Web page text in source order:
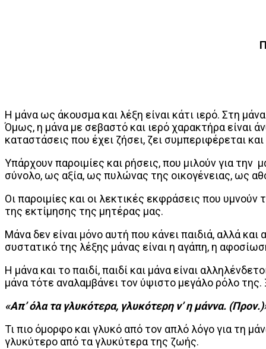
Η μάνα ως άκουσμα και λέξη είναι κάτι ιερό. Στη
Όμως, η μάνα με σεβαστό και ιερό χαρακτήρα είναι
καταστάσεις που έχει ζήσει, ζει συμπεριφέρεται
Υπάρχουν παροιμίες και ρήσεις, που μιλούν για την
σύνολο, ως αξία, ως πυλώνας της οικογένειας, ως
Οι παροιμίες και οι λεκτικές εκφράσεις που
της εκτίμησης της μητέρας μας.
Μάνα δεν είναι μόνο αυτή που κάνει παιδιά, αλλά
συστατικό της λέξης μάνας είναι η αγάπη, η
Η μάνα και το παιδί, παιδί και μάνα είναι
μάνα τότε αναλαμβάνει τον ύψιστο μεγάλο ρόλο της.
«Απ’ όλα τα γλυκότερα, γλυκότερη ν’ η μάννα.
Τι πιο όμορφο και γλυκό από τον απλό λόγο για τη
γλυκύτερο από τα γλυκύτερα της ζωής.